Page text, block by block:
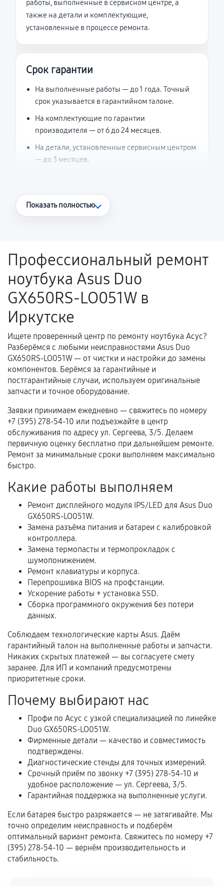
работы, выполненные в сервисном центре, а
также на детали и комплектующие,
установленные в процессе ремонта.
Срок гарантии
На выполненные работы — до 1 года. Точный
срок указывается в гарантийном талоне.
На комплектующие по гарантии
производителя — от 6 до 24 месяцев.
На детали, установленные сервисным центром
— до 3 месяцев.
Что считается гарантийным случаем
Поломка установленной детали при
нормальной эксплуатации в течение
гарантийного срока.
Несоответствие комплектующей заявленным
техническим характеристикам.
Документы для подтверждения
гарантии
Гарантийный талон.
услуг и сроком гарантии.
Документы на установленные комплектующие
и кассовый чек.
Расширенная гарантия
В некоторых случаях возможно оформление
расширенной гарантии. Стоимость, сроки и
условия продления согласовываются отдельно и
фиксируются в документах.
Когда гарантия не действует
Нарушение правил эксплуатации,
механические повреждения, попадание влаги,
перегрев, коррозия.
Самостоятельный ремонт или вмешательство
третьих лиц.
Естественный износ деталей, если иное не
Обращение после окончания гарантийного
срока.
отдельных условиях.
Если комплектующие куплены
самостоятельно
Гарантия на выполненные работы может
сохраняться полностью или частично, если
соблюдены следующие условия:
Предоставленные детали подходят по
Показать полностью
Профессиональный ремонт
ноутбука Asus Duo
GX650RS-LO051W в
Иркутске
Ищете проверенный центр по ремонту ноутбука Асус?
Разберёмся с любыми неисправностями Asus Duo
GX650RS-LO051W — от чистки и настройки до замены
компонентов. Берёмся за гарантийные и
постгарантийные случаи, используем оригинальные
запчасти и точное оборудование.
Заявки принимаем ежедневно — свяжитесь по номеру
+7 (395) 278-54-10 или подъезжайте в центр
обслуживания по адресу ул. Сергеева, 3/5. Делаем
первичную оценку бесплатно при дальнейшем ремонте.
Ремонт за минимальные сроки выполняем максимально
быстро.
Какие работы выполняем
Ремонт дисплейного модуля IPS/LED для Asus Duo
GX650RS-LO051W.
Замена разъёма питания и батареи с калибровкой
контроллера.
Замена термопасты и термопрокладок с
шумопонижением.
Ремонт клавиатуры и корпуса.
Перепрошивка BIOS на профстанции.
Ускорение работы + установка SSD.
Сборка программного окружения без потери
данных.
Соблюдаем технологические карты Asus. Даём
гарантийный талон на выполненные работы и запчасти.
Никаких скрытых платежей — вы согласуете смету
заранее. Для ИП и компаний предусмотрены
приоритетные сроки.
Почему выбирают нас
Профи по Асус с узкой специализацией по линейке
Duo GX650RS-LO051W.
Фирменные детали — качество и совместимость
подтверждены.
Диагностические стенды для точных измерений.
Срочный приём по звонку +7 (395) 278-54-10 и
удобное расположение — ул. Сергеева, 3/5.
Гарантийная поддержка на выполненные услуги.
Если батарея быстро разряжается — не затягивайте. Мы
точно определим неисправность и подберём
оптимальный вариант ремонта. Свяжитесь по номеру +7
(395) 278-54-10 — вернём производительность и
стабильность.